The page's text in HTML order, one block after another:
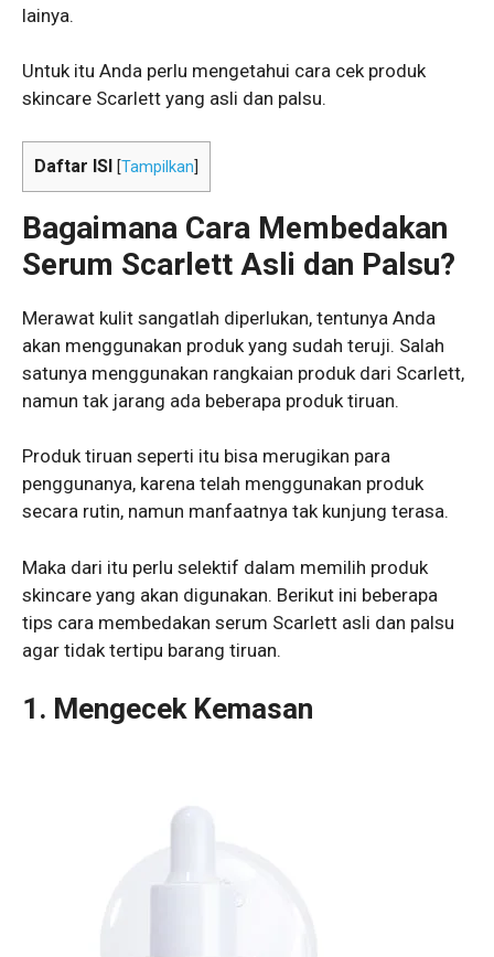
lainya.
Untuk itu Anda perlu mengetahui cara cek produk
skincare Scarlett yang asli dan palsu.
Daftar ISI [Tampilkan
Bagaimana Cara Membedakan
Serum Scarlett Asli dan Palsu?
Merawat kulit sangatlah diperlukan, tentunya Anda
akan menggunakan produk yang sudah teruji. Salah
satunya menggunakan rangkaian produk dari Scarlett,
namun tak jarang ada beberapa produk tiruan.
Produk tiruan seperti itu bisa merugikan para
penggunanya, karena telah menggunakan produk
secara rutin, namun manfaatnya tak kunjung terasa.
Maka dari itu perlu selektif dalam memilih produk
skincare yang akan digunakan. Berikut ini beberapa
tips cara membedakan serum Scarlett asli dan palsu
agar tidak tertipu barang tiruan.
1. Mengecek Kemasan